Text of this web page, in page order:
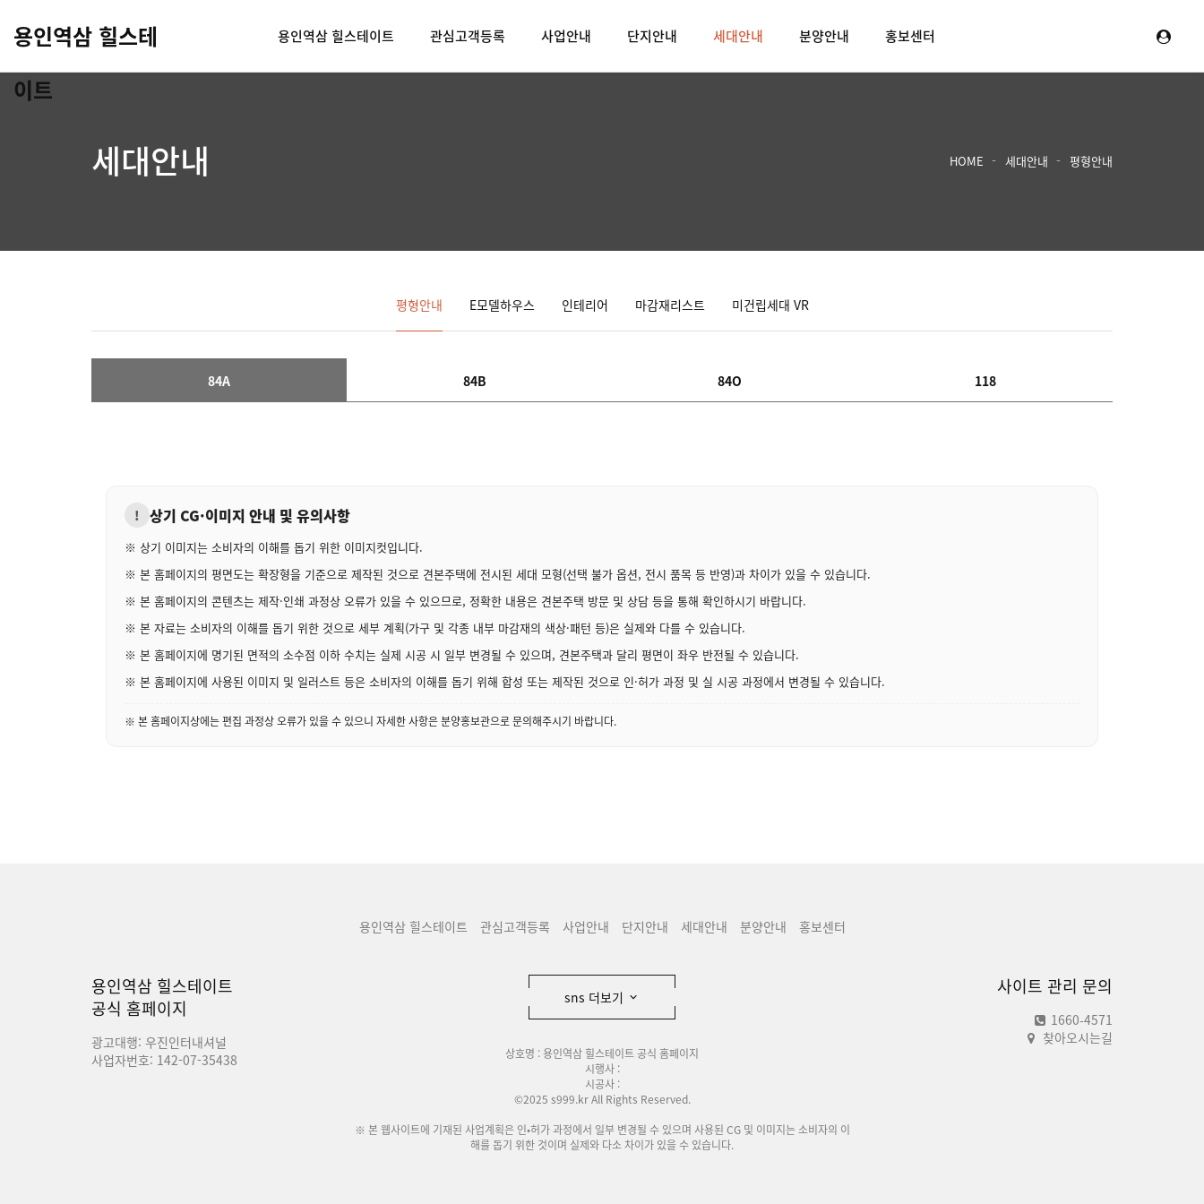
용인역삼 힐스테
이트
용인역삼 힐스테이트 관심고객등록 사업안내 단지안내 세대안내 분양안내 홍보센터
세대안내 HOME 세대안내 평형안내
평형안내 E모델하우스 인테리어 마감재리스트 미건립세대 VR
84A 84B 84O 118
! 상기 CG·이미지 안내 및 유의사항
※ 상기 이미지는 소비자의 이해를 돕기 위한 이미지컷입니다.
※ 본 홈페이지의 평면도는 확장형을 기준으로 제작된 것으로 견본주택에 전시된 세대 모형(선택 불가 옵션, 전시 품목 등 반영)과 차이가 있을 수 있습니다.
※ 본 홈페이지의 콘텐츠는 제작·인쇄 과정상 오류가 있을 수 있으므로, 정확한 내용은 견본주택 방문 및 상담 등을 통해 확인하시기 바랍니다.
※ 본 자료는 소비자의 이해를 돕기 위한 것으로 세부 계획(가구 및 각종 내부 마감재의 색상·패턴 등)은 실제와 다를 수 있습니다.
※ 본 홈페이지에 명기된 면적의 소수점 이하 수치는 실제 시공 시 일부 변경될 수 있으며, 견본주택과 달리 평면이 좌우 반전될 수 있습니다.
※ 본 홈페이지에 사용된 이미지 및 일러스트 등은 소비자의 이해를 돕기 위해 합성 또는 제작된 것으로 인·허가 과정 및 실 시공 과정에서 변경될 수 있습니다.
※ 본 홈페이지상에는 편집 과정상 오류가 있을 수 있으니 자세한 사항은 분양홍보관으로 문의해주시기 바랍니다.
용인역삼 힐스테이트 관심고객등록 사업안내 단지안내 세대안내 분양안내 홍보센터
용인역삼 힐스테이트
공식 홈페이지
광고대행: 우진인터내셔널
사업자번호: 142-07-35438
사이트 관리 문의
1660-4571
찾아오시는길
sns 더보기
상호명 : 용인역삼 힐스테이트 공식 홈페이지
시행사 :
시공사 :
©2025 s999.kr All Rights Reserved.
※ 본 웹사이트에 기재된 사업계획은 인•허가 과정에서 일부 변경될 수 있으며 사용된 CG 및 이미지는 소비자의 이
해를 돕기 위한 것이며 실제와 다소 차이가 있을 수 있습니다.